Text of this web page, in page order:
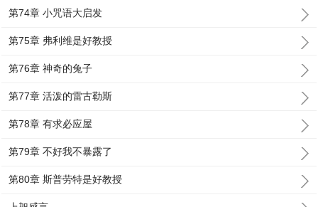
第74章 小咒语大启发
第75章 弗利维是好教授
第76章 神奇的兔子
第77章 活泼的雷古勒斯
第78章 有求必应屋
第79章 不好我不暴露了
第80章 斯普劳特是好教授